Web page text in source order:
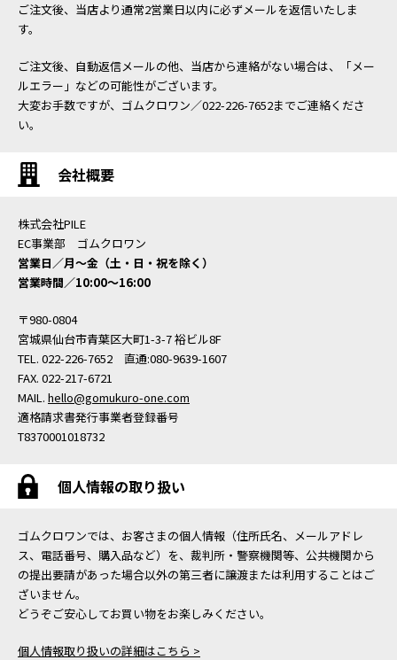
ご注文後、当店より通常2営業日以内に必ずメールを返信いたしま
す。
ご注文後、自動返信メールの他、当店から連絡がない場合は、「メー
ルエラー」などの可能性がございます。
大変お手数ですが、ゴムクロワン／022-226-7652までご連絡くださ
い。
会社概要
株式会社PILE
EC事業部 ゴムクロワン
営業日／月〜金（土・日・祝を除く）
営業時間／10:00〜16:00
〒980-0804
宮城県仙台市青葉区大町1-3-7 裕ビル8F
TEL. 022-226-7652 直通:080-9639-1607
FAX. 022-217-6721
MAIL. hello@gomukuro-one.com
適格請求書発行事業者登録番号
T8370001018732
個人情報の取り扱い
ゴムクロワンでは、お客さまの個人情報（住所氏名、メールアドレ
ス、電話番号、購入品など）を、裁判所・警察機関等、公共機関から
の提出要請があった場合以外の第三者に譲渡または利用することはご
ざいません。
どうぞご安心してお買い物をお楽しみください。
個人情報取り扱いの詳細はこちら >